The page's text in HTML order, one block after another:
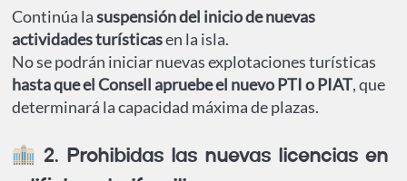
Continúa lasuspensión del inicio de nuevas
actividades turísticasen la isla.
No se podrán iniciar nuevas explotaciones turísticas
hasta que el Consell apruebe el nuevo PTI o PIAT, que
determinará la capacidad máxima de plazas.
2. Prohibidas las nuevas licencias en